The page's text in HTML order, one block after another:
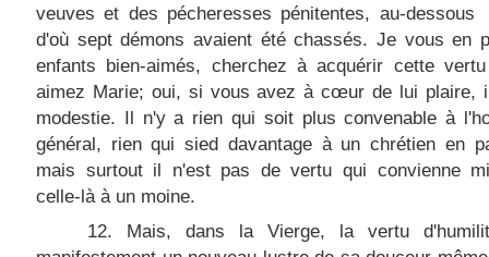
veuves et des pécheresses pénitentes, au-
d'où sept démons avaient été chassés. Je vous en
enfants bien-aimés, cherchez à acquérir cette
aimez Marie; oui, si vous avez à cœur de lui plaire,
modestie. Il n'y a rien qui soit plus convenable à
général, rien qui sied davantage à un chrétien en
mais surtout il n'est pas de vertu qui convienne
celle-là à un moine.
12. Mais, dans la Vierge, la vertu